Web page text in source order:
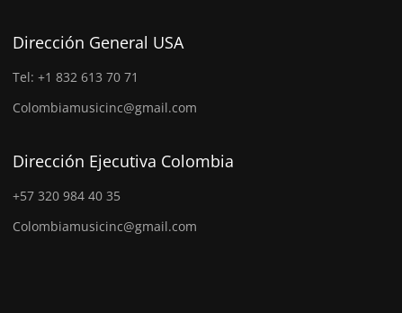
Dirección General USA
Tel: +1 832 613 70 71
Colombiamusicinc@gmail.com
Dirección Ejecutiva Colombia
+57 320 984 40 35
Colombiamusicinc@gmail.com